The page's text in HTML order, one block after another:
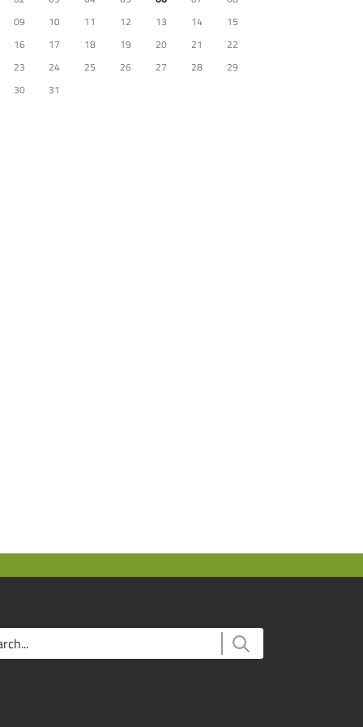
09
10 11 12 13 14
15
16
17 18 19 20 21
22
23
24 25 26 27 28
29
30
31